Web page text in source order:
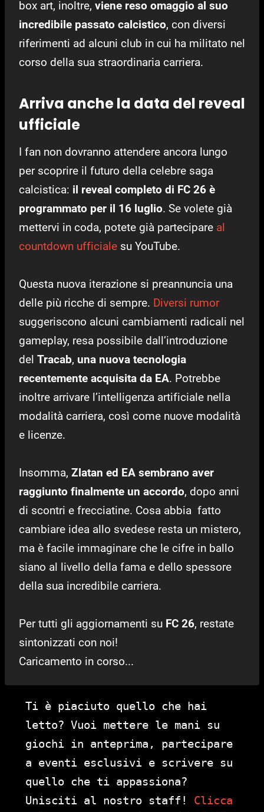
box art, inoltre, viene reso omaggio al suo
incredibile passato calcistico, con diversi
riferimenti ad alcuni club in cui ha militato nel
corso della sua straordinaria carriera.
Arriva anche la data del reveal
ufficiale
I fan non dovranno attendere ancora lungo
per scoprire il futuro della celebre saga
calcistica: il reveal completo di FC 26 è
programmato per il 16 luglio. Se volete già
mettervi in coda, potete già partecipare al
countdown ufficiale su YouTube.
Questa nuova iterazione si preannuncia una
delle più ricche di sempre. Diversi rumor
suggeriscono alcuni cambiamenti radicali nel
gameplay, resa possibile dall’introduzione
del Tracab, una nuova tecnologia
recentemente acquisita da EA. Potrebbe
inoltre arrivare l’intelligenza artificiale nella
modalità carriera, così come nuove modalità
e licenze.
Insomma, Zlatan ed EA sembrano aver
raggiunto finalmente un accordo, dopo anni
di scontri e frecciatine. Cosa abbia fatto
cambiare idea allo svedese resta un mistero,
ma è facile immaginare che le cifre in ballo
siano al livello della fama e dello spessore
della sua incredibile carriera.
Per tutti gli aggiornamenti su FC 26, restate
sintonizzati con noi!
Caricamento in corso...
Ti è piaciuto quello che hai
letto? Vuoi mettere le mani su
giochi in anteprima, partecipare
a eventi esclusivi e scrivere su
quello che ti appassiona?
Unisciti al nostro staff! Clicca